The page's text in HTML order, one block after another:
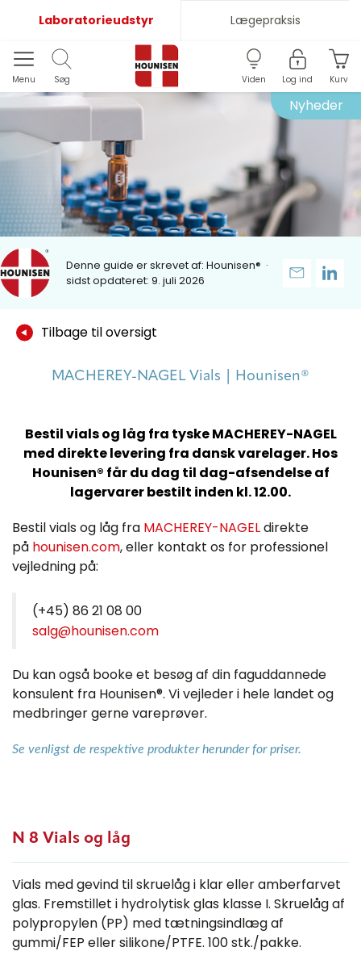
Laboratorieudstyr Lægepraksis
Menu Søg Viden Log ind Kurv
Nyheder
Denne guide er skrevet af: Hounisen® ·
sidst opdateret: 9. juli 2026
Tilbage til oversigt
MACHEREY-NAGEL Vials | Hounisen®
Bestil vials og låg fra tyske MACHEREY-NAGEL
med direkte levering fra dansk varelager. Hos
Hounisen® får du dag til dag-afsendelse af
lagervarer bestilt inden kl. 12.00.
Bestil vials og låg fra MACHEREY-NAGELdirekte
på hounisen.com, eller kontakt os for professionel
vejledning på:
(+45) 86 21 08 00
salg@hounisen.com
Du kan også booke et besøg af din faguddannede
konsulent fra Hounisen®. Vi vejleder i hele landet og
medbringer gerne vareprøver.
Se venligst de respektive produkter herunder for priser.
N 8 Vials og låg
Vials med gevind til skruelåg i klar eller amberfarvet
glas. Fremstillet i hydrolytisk glas klasse I. Skruelåg af
polypropylen (PP) med tætningsindlæg af
gummi/FEP eller silikone/PTFE. 100 stk./pakke.